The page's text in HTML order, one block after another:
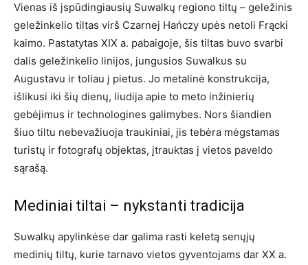
Vienas iš įspūdingiausių Suwalkų regiono tiltų – geležinis
geležinkelio tiltas virš Czarnej Hańczy upės netoli Frącki
kaimo. Pastatytas XIX a. pabaigoje, šis tiltas buvo svarbi
dalis geležinkelio linijos, jungusios Suwalkus su
Augustavu ir toliau į pietus. Jo metalinė konstrukcija,
išlikusi iki šių dienų, liudija apie to meto inžinierių
gebėjimus ir technologines galimybes. Nors šiandien
šiuo tiltu nebevažiuoja traukiniai, jis tebėra mėgstamas
turistų ir fotografų objektas, įtrauktas į vietos paveldo
sąrašą.
Mediniai tiltai – nykstanti tradicija
Suwalkų apylinkėse dar galima rasti keletą senųjų
medinių tiltų, kurie tarnavo vietos gyventojams dar XX a.